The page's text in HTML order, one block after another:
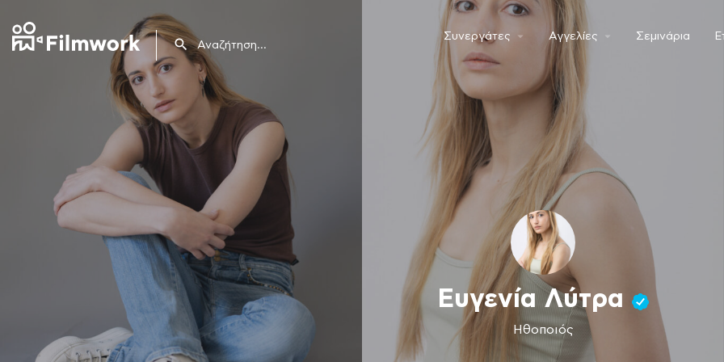
Συνεργάτες Αγγελίες Σεμινάρια
Ευγενία Λύτρα
Ηθοποιός